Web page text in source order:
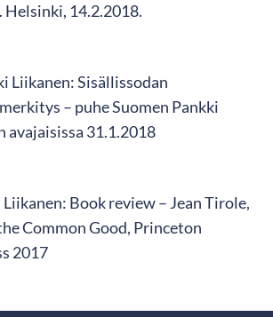
14.2.2018.
Liikanen: Sisällissodan
– puhe Suomen Pankki
avajaisissa 31.1.2018
Book review – Jean Tirole,
Common Good, Princeton
2017